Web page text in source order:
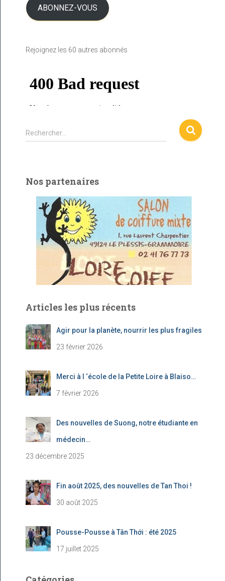
s
s
m
ABONNEZ-VOUS
Rejoignez les 60 autres abonnés
R
e
r
Rechercher…
Nos partenaires
Articles les plus récents
Agir pour la planète, nourrir les plus fragiles
23 février 2026
Merci à l ‘école de la Petite Loire à Blaiso…
7 février 2026
Des nouvelles de Suong, notre étudiante en
médecin…
23 décembre 2025
Fin août 2025, des nouvelles de Tan Thoi !
30 août 2025
Pousse-Pousse à Tân Thới : été 2025
17 juillet 2025